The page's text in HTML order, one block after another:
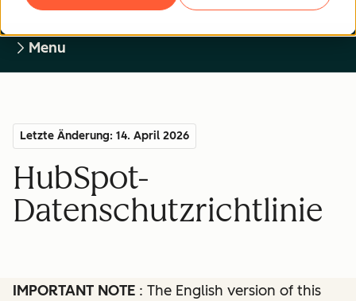
Menu
Letzte Änderung: 14. April 2026
HubSpot-
Datenschutzrichtlinie
IMPORTANT NOTE : The English version of this